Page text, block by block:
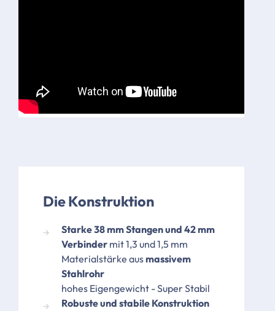
Die Konstruktion
Starke 38 mm Stangen und 42 mm
Verbinder mit 1,3 und 1,5 mm
Materialstärke ausmassivem
Stahlrohr
hohes Eigengewicht - Super Stabil
Robuste und stabile Konstruktion